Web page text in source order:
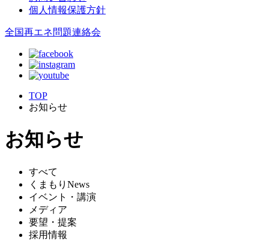
個人情報保護方針
全国再エネ問題連絡会
TOP
お知らせ
お知らせ
すべて
くまもりNews
イベント・講演
メディア
要望・提案
採用情報